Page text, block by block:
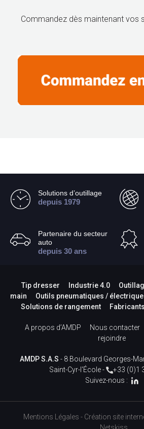
Commandez dès maintenant vos
Solutions d’outillage
depuis 1979
Partenaire du secteur
auto
depuis 30 ans
Tip dresser Industrie 4.0
main
Outils pneumatiques /
Solutions de rangement
Fabricants
A propos d’AMDP Nous contacter
rejoindre
AMDP S.A.S - 8 Boulevard Georges-
Saint-Cyr-l'École -
+33 (0)1
Suivez-nous :
Mentions Légales - Création site
Netskiss